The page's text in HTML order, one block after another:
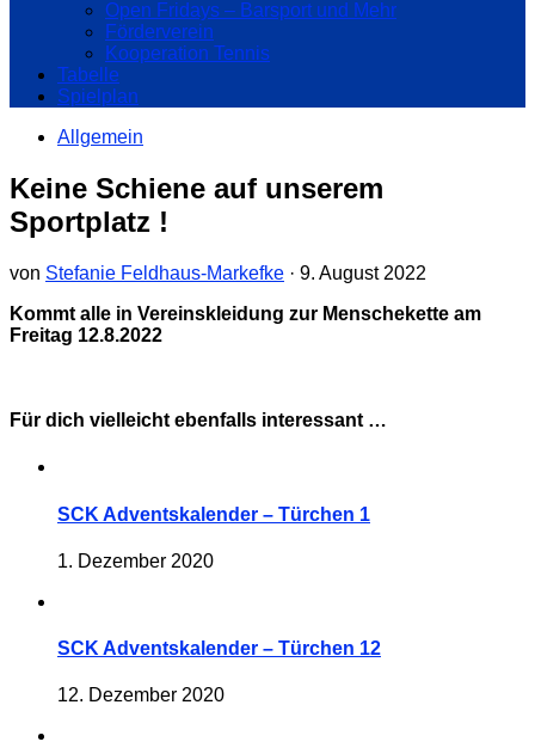
Open Fridays – Barsport und Mehr
Förderverein
Kooperation Tennis
Tabelle
Spielplan
Allgemein
Keine Schiene auf unserem
Sportplatz !
von Stefanie Feldhaus-Markefke · 9. August 2022
Kommt alle in Vereinskleidung zur Menschekette am
Freitag 12.8.2022
Für dich vielleicht ebenfalls interessant …
SCK Adventskalender – Türchen 1
1. Dezember 2020
SCK Adventskalender – Türchen 12
12. Dezember 2020